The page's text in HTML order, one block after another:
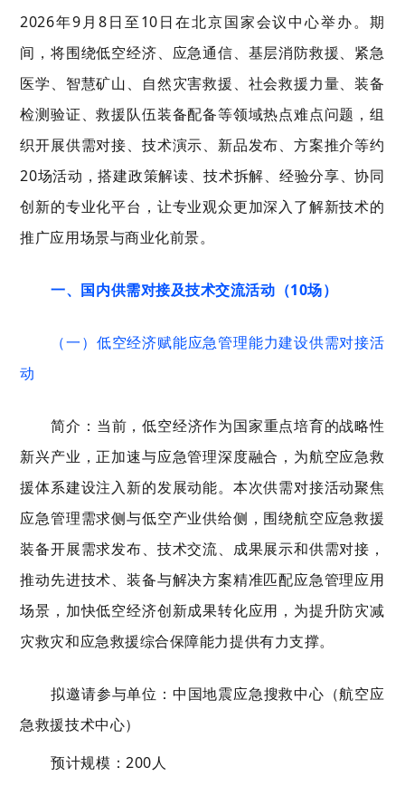
2026年9月8日至10日在北京国家会议中心举办。期
间，将围绕低空经济、应急通信、基层消防救援、紧急
医学、智慧矿山、自然灾害救援、社会救援力量、装备
检测验证、救援队伍装备配备等领域热点难点问题，组
织开展供需对接、技术演示、新品发布、方案推介等约
20场活动，搭建政策解读、技术拆解、经验分享、协同
创新的专业化平台，让专业观众更加深入了解新技术的
推广应用场景与商业化前景。
一、国内供需对接及技术交流活动（10场）
（一）低空经济赋能应急管理能力建设供需对接活
动
简介：当前，低空经济作为国家重点培育的战略性
新兴产业，正加速与应急管理深度融合，为航空应急救
援体系建设注入新的发展动能。本次供需对接活动聚焦
应急管理需求侧与低空产业供给侧，围绕航空应急救援
装备开展需求发布、技术交流、成果展示和供需对接，
推动先进技术、装备与解决方案精准匹配应急管理应用
场景，加快低空经济创新成果转化应用，为提升防灾减
灾救灾和应急救援综合保障能力提供有力支撑。
拟邀请参与单位：中国地震应急搜救中心（航空应
急救援技术中心）
预计规模：200人